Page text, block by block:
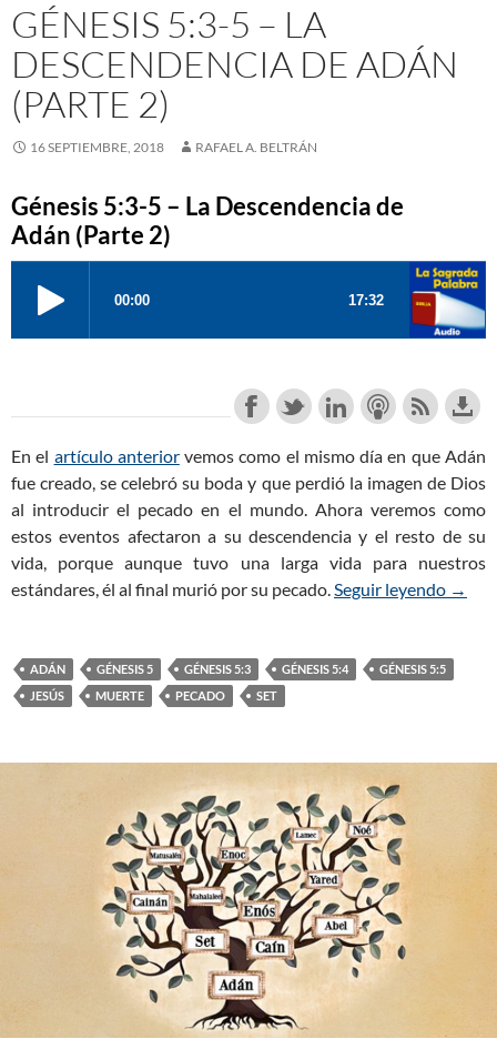
GÉNESIS 5:3-5 – LA
DESCENDENCIA DE ADÁN
(PARTE 2)
16 SEPTIEMBRE, 2018 RAFAEL A. BELTRÁN
Génesis 5:3-5 – La Descendencia de
Adán (Parte 2)
En el artículo anteriorvemos como el mismo día en que Adán
fue creado, se celebró su boda y que perdió la imagen de Dios
al introducir el pecado en el mundo. Ahora veremos como
estos eventos afectaron a su descendencia y el resto de su
vida, porque aunque tuvo una larga vida para nuestros
estándares, él al final murió por su pecado.Seguir leyendo →
ADÁN GÉNESIS 5 GÉNESIS 5:3 GÉNESIS 5:4
GÉNESIS 5:5
JESÚS
MUERTE PECADO SET